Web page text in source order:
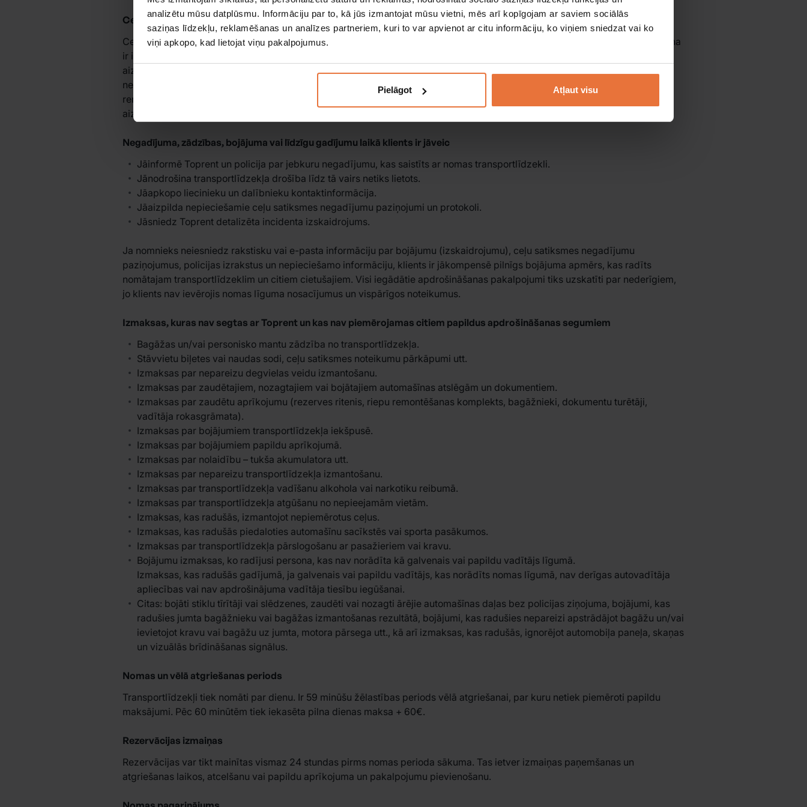
analizētu mūsu datplūsmu. Informāciju par to, kā jūs izmantojat mūsu vietni, mēs arī kopīgojam ar saviem sociālās
saziņas līdzekļu, reklamēšanas un analīzes partneriem, kuri to var apvienot ar citu informāciju, ko viņiem sniedzat vai ko
viņi apkopo, kad lietojat viņu pakalpojumus.
Pielāgot Atļaut visu
Ceļu palīdzība
Ceļu palīdzība ir pieejama 24/7 Lietuvas teritorijā, taču to jāpasūta iepriekš. Citiem gadījumiem šī pakalpojuma nodrošināšana
ir iespējama, bet izmaksas ir atbildība nomniekam. Ja transportlīdzeklis tiek bojāts, nemaksājot nomniekam, tiek nodrošināts
aizvietotājs uz visu nomas periodu. Toprent patur tiesības atcelt transportlīdzekļa rezervāciju, ja noticis sabojājums vai
negadījums, kas radies nomnieka vainas dēļ. Ja transportlīdzeklis salūst nomnieka vainas dēļ, nomnieks ir atbildīgs par
remontēšanas izmaksām. Transportlīdzekļiem atļauts braukt tikai pa noteiktām ceļa daļām. Off-road braukšana ir stingri
aizliegta. Visi izdevumi, kas saistīti ar nepareizu transportlīdzekļa izmantošanu, jāsedz nomniekam.
Negadījuma, zādzības, bojājuma vai līdzīgu gadījumu laikā klients ir jāveic
Jāinformē Toprent un policija par jebkuru negadījumu, kas saistīts ar nomas transportlīdzekli.
Jānodrošina transportlīdzekļa drošība līdz tā vairs netiks lietots.
Jāapkopo liecinieku un dalībnieku kontaktinformācija.
Jāaizpilda nepieciešamie ceļu satiksmes negadījumu paziņojumi un protokoli.
Jāsniedz Toprent detalizēta incidenta izskaidrojums.
Ja nomnieks neiesniedz rakstisku vai e-pasta informāciju par bojājumu (izskaidrojumu), ceļu satiksmes negadījumu
paziņojumus, policijas izrakstus un nepieciešamo informāciju, klients ir jākompensē pilnīgs bojājuma apmērs, kas radīts
nomātajam transportlīdzeklim un citiem cietušajiem. Visi iegādātie apdrošināšanas pakalpojumi tiks uzskatīti par nederīgiem,
jo klients nav ievērojis nomas līguma nosacījumus un vispārīgos noteikumus.
Izmaksas, kuras nav segtas ar Toprent un kas nav piemērojamas citiem papildus apdrošināšanas segumiem
Bagāžas un/vai personisko mantu zādzība no transportlīdzekļa.
Stāvvietu biļetes vai naudas sodi, ceļu satiksmes noteikumu pārkāpumi utt.
Izmaksas par nepareizu degvielas veidu izmantošanu.
Izmaksas par zaudētajiem, nozagtajiem vai bojātajiem automašīnas atslēgām un dokumentiem.
Izmaksas par zaudētu aprīkojumu (rezerves ritenis, riepu remontēšanas komplekts, bagāžnieki, dokumentu turētāji,
vadītāja rokasgrāmata).
Izmaksas par bojājumiem transportlīdzekļa iekšpusē.
Izmaksas par bojājumiem papildu aprīkojumā.
Izmaksas par nolaidību – tukša akumulatora utt.
Izmaksas par nepareizu transportlīdzekļa izmantošanu.
Izmaksas par transportlīdzekļa vadīšanu alkohola vai narkotiku reibumā.
Izmaksas par transportlīdzekļa atgūšanu no nepieejamām vietām.
Izmaksas, kas radušās, izmantojot nepiemērotus ceļus.
Izmaksas, kas radušās piedaloties automašīnu sacīkstēs vai sporta pasākumos.
Izmaksas par transportlīdzekļa pārslogošanu ar pasažieriem vai kravu.
Bojājumu izmaksas, ko radījusi persona, kas nav norādīta kā galvenais vai papildu vadītājs līgumā.
Izmaksas, kas radušās gadījumā, ja galvenais vai papildu vadītājs, kas norādīts nomas līgumā, nav derīgas autovadītāja
apliecības vai nav apdrošinājuma vadītāja tiesību iegūšanai.
Citas: bojāti stiklu tīrītāji vai slēdzenes, zaudēti vai nozagti ārējie automašīnas daļas bez policijas ziņojuma, bojājumi, kas
radušies jumta bagāžnieku vai bagāžas izmantošanas rezultātā, bojājumi, kas radušies nepareizi apstrādājot bagāžu un/vai
ievietojot kravu vai bagāžu uz jumta, motora pārsega utt., kā arī izmaksas, kas radušās, ignorējot automobiļa paneļa, skaņas
un vizuālās brīdināšanas signālus.
Nomas un vēlā atgriešanas periods
Transportlīdzekļi tiek nomāti par dienu. Ir 59 minūšu žēlastības periods vēlā atgriešanai, par kuru netiek piemēroti papildu
maksājumi. Pēc 60 minūtēm tiek iekasēta pilna dienas maksa + 60€.
Rezervācijas izmaiņas
Rezervācijas var tikt mainītas vismaz 24 stundas pirms nomas perioda sākuma. Tas ietver izmaiņas paņemšanas un
atgriešanas laikos, atcelšanu vai papildu aprīkojuma un pakalpojumu pievienošanu.